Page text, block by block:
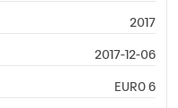
2017
2017-12-06
EURO 6